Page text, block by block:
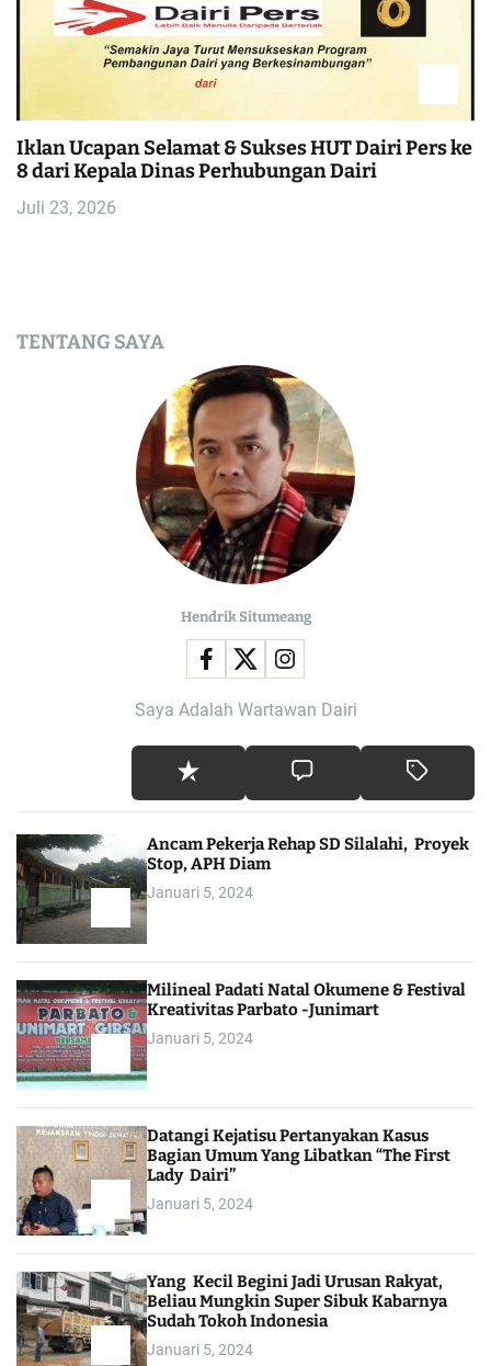
Iklan Ucapan Selamat & Sukses HUT Dairi Pers ke
8 dari Kepala Dinas Perhubungan Dairi
Juli 23, 2026
TENTANG SAYA
Hendrik Situmeang
Saya Adalah Wartawan Dairi
Ancam Pekerja Rehap SD Silalahi, Proyek
Stop, APH Diam
Januari 5, 2024
Milineal Padati Natal Okumene & Festival
Kreativitas Parbato -Junimart
Januari 5, 2024
Datangi Kejatisu Pertanyakan Kasus
Bagian Umum Yang Libatkan “The First
Lady Dairi”
Januari 5, 2024
Yang Kecil Begini Jadi Urusan Rakyat,
Beliau Mungkin Super Sibuk Kabarnya
Sudah Tokoh Indonesia
Januari 5, 2024